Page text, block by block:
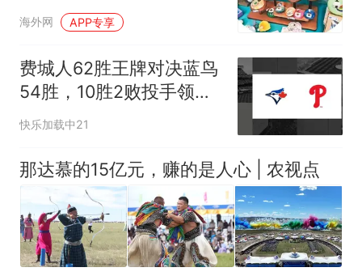
海外网 APP专享
费城人62胜王牌对决蓝鸟
54胜，10胜2败投手领衔
主场首战
快乐加载中21
那达慕的15亿元，赚的是人心 | 农视点